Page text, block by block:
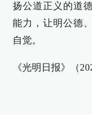
扬公道正义的道
能力，让明公德
自觉。
《光明日报》（